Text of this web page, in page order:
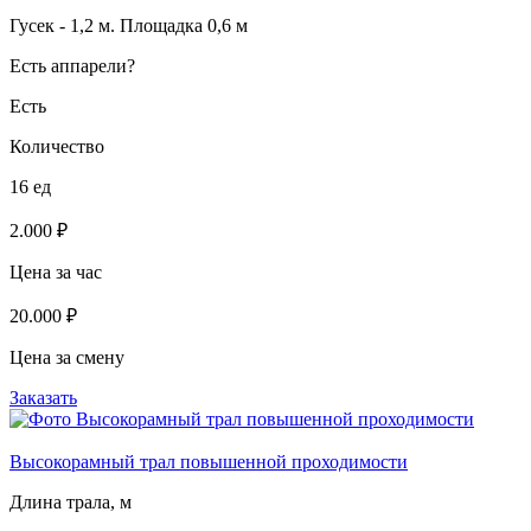
Гусек - 1,2 м. Площадка 0,6 м
Есть аппарели?
Есть
Количество
16 ед
2.000 ₽
Цена за час
20.000 ₽
Цена за смену
Заказать
Высокорамный трал повышенной проходимости
Длина трала, м